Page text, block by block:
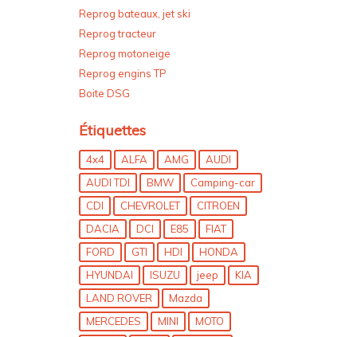
Reprog bateaux, jet ski
Reprog tracteur
Reprog motoneige
Reprog engins TP
Boite DSG
Étiquettes
4x4 ALFA AMG
AUDI
AUDI TDI
BMW
Camping-car
CDI
CHEVROLET
CITROEN
DACIA
DCI E85
FIAT
FORD
GTI HDI
HONDA
HYUNDAI
ISUZU jeep
KIA
LAND ROVER
Mazda
MERCEDES
MINI
MOTO